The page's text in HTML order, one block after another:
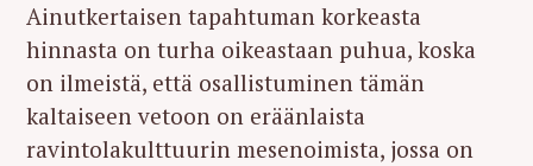
Ainutkertaisen tapahtuman korkeasta
hinnasta on turha oikeastaan puhua, koska
on ilmeistä, että osallistuminen tämän
kaltaiseen vetoon on eräänlaista
ravintolakulttuurin mesenoimista, jossa on